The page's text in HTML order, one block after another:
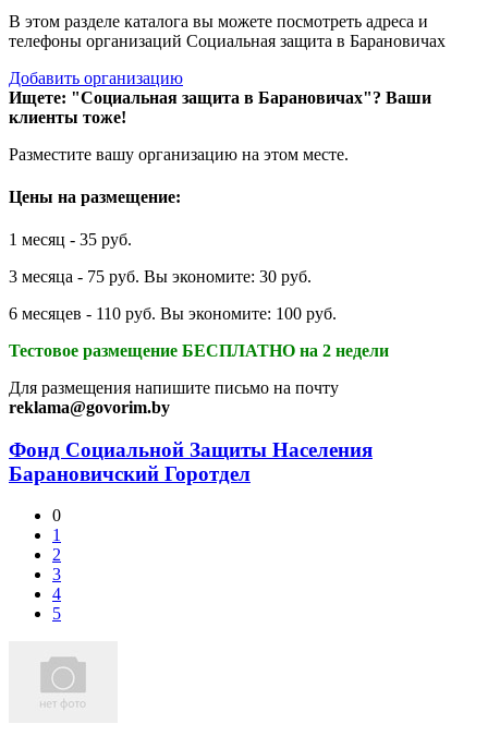
В этом разделе каталога вы можете посмотреть адреса и
телефоны организаций Социальная защита в Барановичах
Добавить организацию
Ищете: "Социальная защита в Барановичах"? Ваши
клиенты тоже!
Разместите вашу организацию на этом месте.
Цены на размещение:
1 месяц - 35 руб.
3 месяца - 75 руб. Вы экономите: 30 руб.
6 месяцев - 110 руб. Вы экономите: 100 руб.
Тестовое размещение БЕСПЛАТНО на 2 недели
Для размещения напишите письмо на почту
reklama@govorim.by
Фонд Социальной Защиты Населения
Барановичский Горотдел
0
1
2
3
4
5